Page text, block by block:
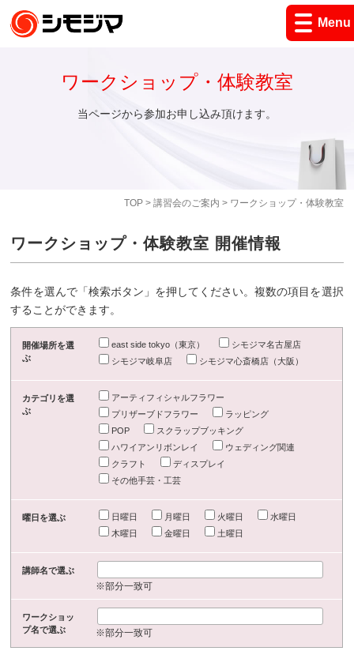
Menu
TOP> 講習会のご案内 > ワークショップ・体験教室
ワークショップ・体験教室
当ページから参加お申し込み頂けます。
ワークショップ・体験教室 開催情報
条件を選んで「検索ボタン」を押してください。複数の項目を選択
することができます。
開催場所を選
ぶ
east side tokyo（東京）
シモジマ名古屋店
シモジマ岐阜店
シモジマ心斎橋店（大阪）
カテゴリを選
ぶ
アーティフィシャルフラワー
プリザーブドフラワー
ラッピング
POP
スクラップブッキング
ハワイアンリボンレイ
ウェディング関連
クラフト
ディスプレイ
その他手芸・工芸
曜日を選ぶ 日曜日 月曜日 火曜日
水曜日
木曜日
金曜日 土曜日
講師名で選ぶ
※部分一致可
ワークショッ
プ名で選ぶ
※部分一致可